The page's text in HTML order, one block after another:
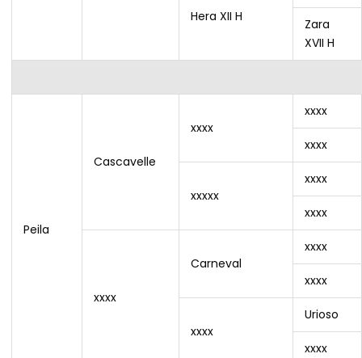
Hera XII H
Zara
XVII H
Peila
Cascavelle
xxxx
xxxx
xxxx
xxxxx
xxxx
xxxx
xxxx
Carneval
xxxx
xxxx
xxxx
Urioso
xxxx